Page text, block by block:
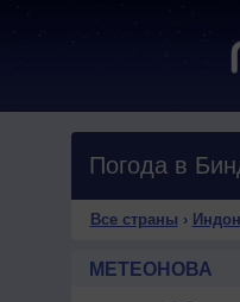
Погода в
Все страны ›
МЕТЕОНОВА